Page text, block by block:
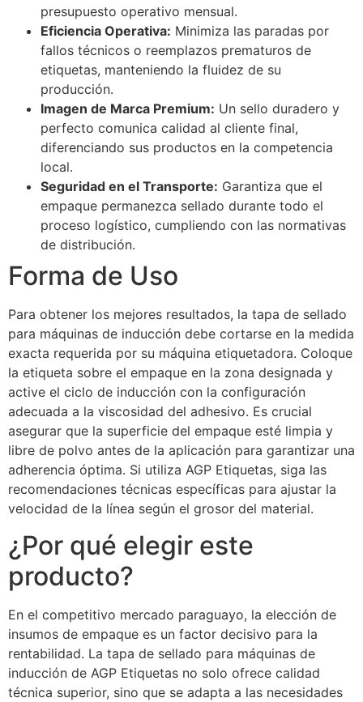
presupuesto operativo mensual.
Eficiencia Operativa: Minimiza las paradas por
fallos técnicos o reemplazos prematuros de
etiquetas, manteniendo la fluidez de su
producción.
Imagen de Marca Premium: Un sello duradero y
perfecto comunica calidad al cliente final,
diferenciando sus productos en la competencia
local.
Seguridad en el Transporte: Garantiza que el
empaque permanezca sellado durante todo el
proceso logístico, cumpliendo con las normativas
de distribución.
Forma de Uso
Para obtener los mejores resultados, la tapa de sellado
para máquinas de inducción debe cortarse en la medida
exacta requerida por su máquina etiquetadora. Coloque
la etiqueta sobre el empaque en la zona designada y
active el ciclo de inducción con la configuración
adecuada a la viscosidad del adhesivo. Es crucial
asegurar que la superficie del empaque esté limpia y
libre de polvo antes de la aplicación para garantizar una
adherencia óptima. Si utiliza AGP Etiquetas, siga las
recomendaciones técnicas específicas para ajustar la
velocidad de la línea según el grosor del material.
¿Por qué elegir este
producto?
En el competitivo mercado paraguayo, la elección de
insumos de empaque es un factor decisivo para la
rentabilidad. La tapa de sellado para máquinas de
inducción de AGP Etiquetas no solo ofrece calidad
técnica superior, sino que se adapta a las necesidades